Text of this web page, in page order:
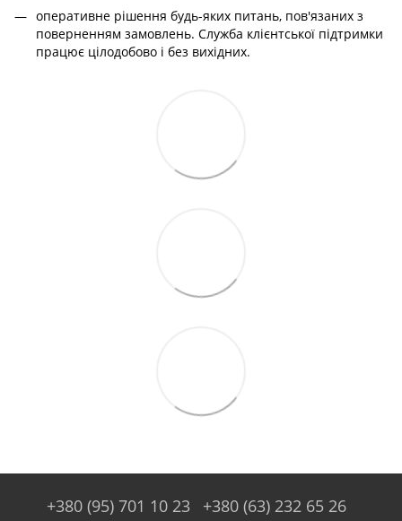
оперативне рішення будь-яких питань, пов'язаних з
поверненням замовлень. Служба клієнтської підтримки
працює цілодобово і без вихідних.
+380 (95) 701 10 23 +380 (63) 232 65 26